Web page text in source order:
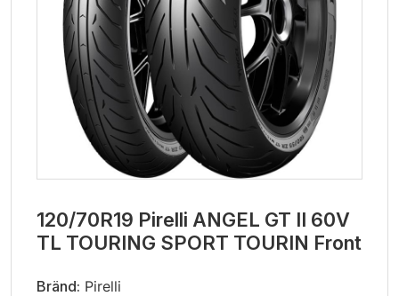
120/70R19 Pirelli ANGEL GT II 60V
TL TOURING SPORT TOURIN Front
Bränd: Pirelli